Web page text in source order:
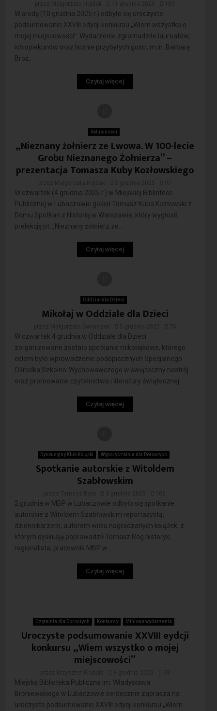
W środę (10 grudnia 2025 r.) odbyło się uroczyste
podsumowanie XXVIII edycji konkursu „Wiem wszystko o
mojej miejscowości”. Wydarzenie zgromadziło laureatów,
ich opiekunów oraz licznie przybyłych gości, m.in. Barbarę
Broź...
Czytaj więcej
Aktualności
„Nieznany żołnierz ze Lwowa. W 100-lecie
Grobu Nieznanego Żołnierza” –
prezentacja Tomasza Kuby Kozłowskiego
W czwartek (4 grudnia 2025 r.) w Miejskiej Bibliotece
Publicznej w Lubaczowie gościł Tomasz Kuba Kozłowski z
Domu Spotkań z Historią w Warszawie, który wygłosił
prelekcję pt. „Nieznany żołnierz ze...
Czytaj więcej
Oddział dla Dzieci
Mikołaj w Oddziale dla Dzieci
W czwartek 4 grudnia w Oddziale dla Dzieci
zorganizowane zostało spotkanie mikołajkowe, którego
celem było wprowadzenie podopiecznych Specjalnego
Ośrodka Szkolno-Wychowawczego w świąteczny nastrój
oraz promowanie czytelnictwa i literatury świątecznej. ...
Czytaj więcej
Dyskusyjny Klub Książki Wypożyczalnia dla Dorosłych
Spotkanie autorskie z Witoldem
Szabłowskim
2 grudnia w MBP w Lubaczowie odbyło się spotkanie
autorskie z Witoldem Szabłowskim reportażystą,
dziennikarzem, autorem wielu nagradzanych książek, z
którym dyskusję poprowadził Tomasz Róg historyk,
regionalista, pracownik MBP w...
Czytaj więcej
Czytelnia dla Dorosłych Konkursy Minione wydarzenia
Uroczyste podsumowanie XXVIII eydcji
konkursu „Wiem wszystko o mojej
miejscowości”
Miejska Biblioteka Publiczna im. Władysława
Broniewskiego w Lubaczowie serdecznie zaprasza na
uroczyste podsumowanie XXVIII edycji konkursu „Wiem